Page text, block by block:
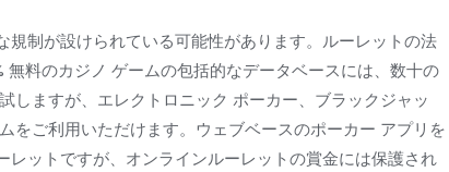
制が設けられている可能性があります。ルーレットの法
料のカジノ ゲームの包括的なデータベースには、数十の
しますが、エレクトロニック ポーカー、ブラックジャッ
をご利用いただけます。ウェブベースのポーカー アプリを
ットですが、オンラインルーレットの賞金には保護され